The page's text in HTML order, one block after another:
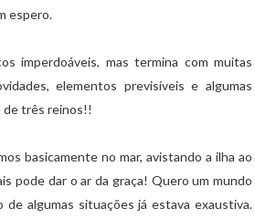
espero.
imperdoáveis, mas termina com muitas
elementos previsíveis e algumas
de três reinos!!
basicamente no mar, avistando a ilha ao
pode dar o ar da graça! Quero um mundo
algumas situações já estava exaustiva.